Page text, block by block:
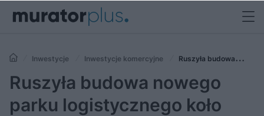
Inwestycje Inwestycje komercyjne
Ruszyła budowa
nowego parku logistycznego koło Białegostoku – 32 000 mkw. i
czterech najemców już potwierdzonych
Ruszyła budowa nowego
parku logistycznego koło